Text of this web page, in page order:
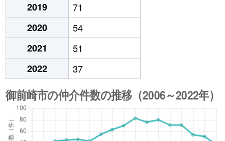
2019
71
2020
54
2021
51
2022
37